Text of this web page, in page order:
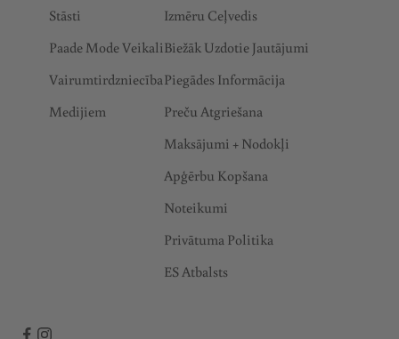
Stāsti
Paade Mode Veikali
Vairumtirdzniecība
Medijiem
Izmēru Ceļvedis
Biežāk Uzdotie Jautājumi
Piegādes Informācija
Preču Atgriešana
Maksājumi + Nodokļi
Apģērbu Kopšana
Noteikumi
Privātuma Politika
ES Atbalsts